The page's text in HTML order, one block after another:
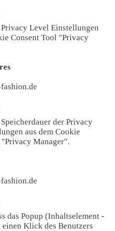
Level Einstellungen
Consent Tool "Privacy
der Privacy
aus dem Cookie
Manager".
das Popup (Inhaltselement -
Klick des Benutzers